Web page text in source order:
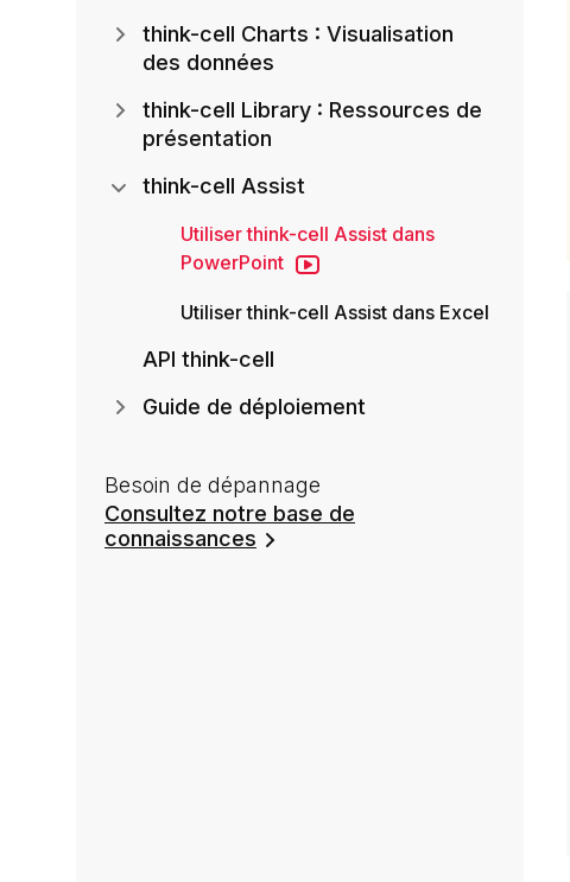
think-cell Charts : Visualisation
des données
think-cell Library : Ressources de
présentation
think-cell Assist
Utiliser think-cell Assist dans
PowerPoint
Utiliser think-cell Assist dans Excel
API think-cell
Guide de déploiement
Besoin de dépannage
Consultez notre base de
connaissances